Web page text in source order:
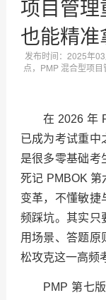
项目管
也能精准
发布时间： 2025年
点，PMP 混合型项
在 2026 年
已成为考试重中
是很多零基础考
死记 PMBOK 第
变革，不懂敏捷
频踩坑。其实只
用场景、答题原
松攻克这一高频
PMP 第七